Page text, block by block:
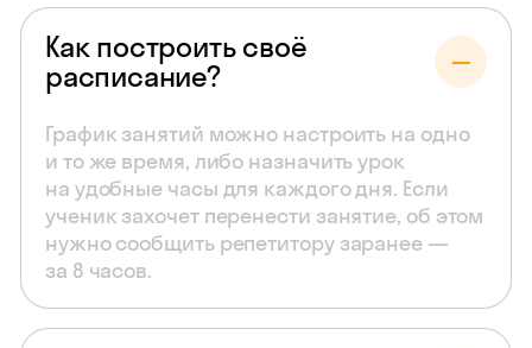
Как построить своё
расписание?
График занятий можно настроить на одно
и то же время, либо назначить урок
на удобные часы для каждого дня. Если
ученик захочет перенести занятие, об этом
нужно сообщить репетитору заранее —
за 8 часов.